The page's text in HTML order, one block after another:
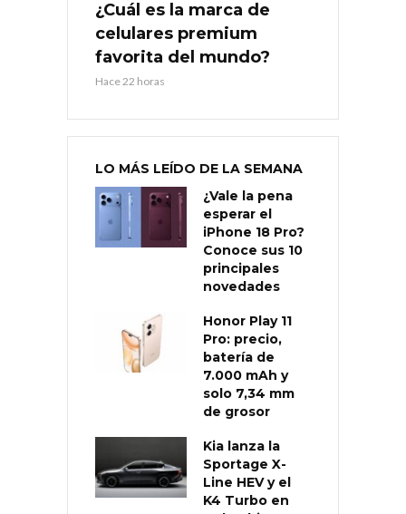
¿Cuál es la marca de
celulares premium
favorita del mundo?
Hace 22 horas
LO MÁS LEÍDO DE LA SEMANA
¿Vale la pena
esperar el
iPhone 18 Pro?
Conoce sus 10
principales
novedades
Honor Play 11
Pro: precio,
batería de
7.000 mAh y
solo 7,34 mm
de grosor
Kia lanza la
Sportage X-
Line HEV y el
K4 Turbo en